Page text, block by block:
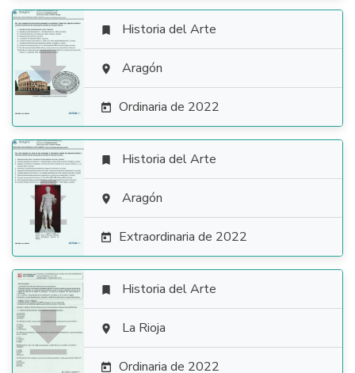

 Historia del Arte
 Aragón
 Ordinaria de 2022

 Historia del Arte
 Aragón
 Extraordinaria de 2022

 Historia del Arte
 La Rioja
 Ordinaria de 2022